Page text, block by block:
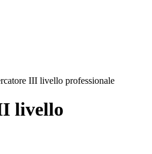
III livello professionale
livello